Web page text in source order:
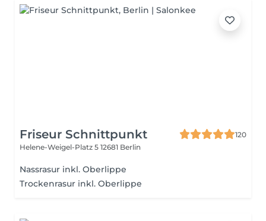
Friseur Schnittpunkt
120
Helene-Weigel-Platz 5 12681 Berlin
Nassrasur inkl. Oberlippe
Trockenrasur inkl. Oberlippe